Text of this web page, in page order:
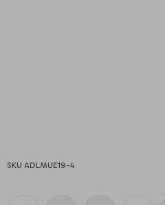
ADLMUE19-4